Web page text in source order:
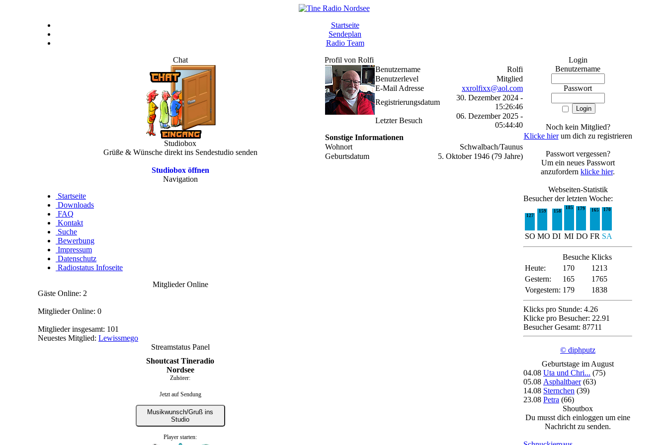
Startseite
Sendeplan
Radio Team
Chat
Studiobox
Grüße & Wünsche direkt ins Sendestudio senden
Studiobox öffnen
Navigation
Startseite
Downloads
FAQ
Kontakt
Suche
Bewerbung
Impressum
Datenschutz
Radiostatus Infoseite
Mitglieder Online
Gäste Online: 2
Mitglieder Online: 0
Mitglieder insgesamt: 101
Neuestes Mitglied: Lewissmego
Streamstatus Panel
Shoutcast Tineradio
Nordsee
Zuhörer:
Jetzt auf Sendung
Musikwunsch/Gruß ins
Studio
Player starten:
Profil von Rolfi
Benutzername
Rolfi
Benutzerlevel
Mitglied
E-Mail Adresse
xxrolfixx@aol.com
Registrierungsdatum
30. Dezember 2024 -
15:26:46
Letzter Besuch
06. Dezember 2025 -
05:44:40
Sonstige Informationen
Wohnort
Schwalbach/Taunus
Geburtsdatum
5. Oktober 1946 (79 Jahre)
Login
Benutzername
Passwort
Noch kein Mitglied?
Klicke hierum dich zu registrieren
Passwort vergessen?
Um ein neues Passwort
anzufordern klicke hier.
Webseiten-Statistik
Besucher der letzten Woche:
127
159 158
185 179 165 170
SO MO DI MI DO FR SA
Besuche Klicks
Heute:
170
1213
Gestern:
165
1765
Vorgestern: 179 1838
Klicks pro Stunde: 4.26
Klicke pro Besucher: 22.91
Besucher Gesamt: 87711
© diphputz
Geburtstage im August
04.08 Uta und Chri... (75)
05.08 Asphaltbaer(63)
14.08 Sternchen (39)
23.08 Petra (66)
Shoutbox
Du musst dich einloggen um eine
Nachricht zu senden.